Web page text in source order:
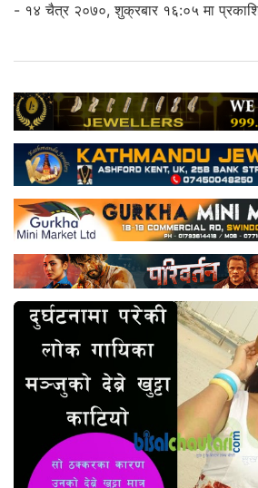
- १४ चैत्र २०७०, शुक्रबार १६:०५ मा